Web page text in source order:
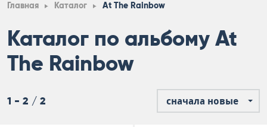
Главная Каталог At The Rainbow
Каталог по альбому At
The Rainbow
1 - 2 / 2 сначала новые